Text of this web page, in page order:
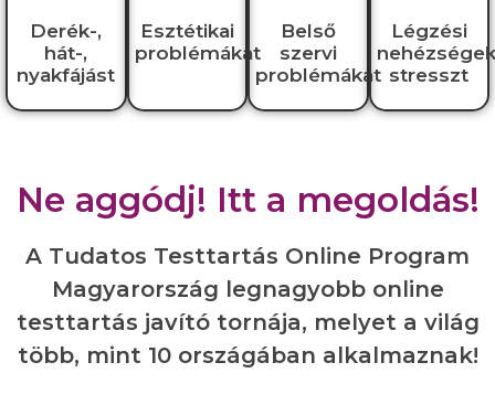
Derék-,
hát-,
nyakfájást
Esztétikai
problémákat
Belső
szervi
problémákat
Légzési
stresszt
Ne aggódj! Itt a megoldás!
A Tudatos Testtartás Online Program
Magyarország legnagyobb online
testtartás javító tornája, melyet a világ
több, mint 10 országában alkalmaznak!